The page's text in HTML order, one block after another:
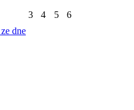
dne
3 4 5 6